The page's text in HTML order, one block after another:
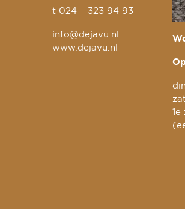
t 024 – 323 94 93
info@dejavu.nl
www.dejavu.nl
1e